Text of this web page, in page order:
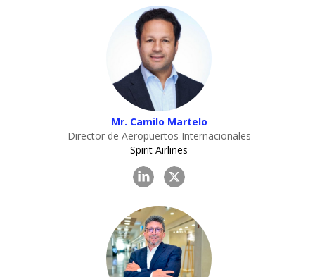
Mr. Camilo Martelo
Director de Aeropuertos Internacionales
Spirit Airlines